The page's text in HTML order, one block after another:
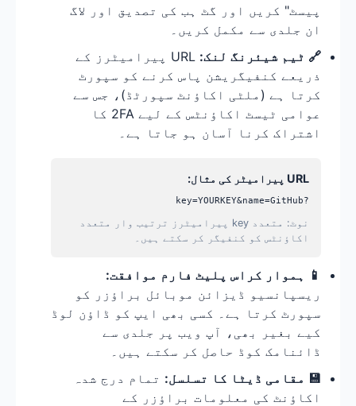
پیسٹ" کریں اور گٹ ہب کی تصدیق اور لاگ
ان جلدی سے مکمل کریں۔
🔗 ٹیم شیئرنگ لنک:
URL پیرامیٹرز کے
ذریعے کنفیگریشن پاس کرنے کو سپورٹ
کرتا ہے (ملٹی اکاؤنٹ سپورٹڈ)، جس سے
عوامی ٹیسٹ اکاؤنٹس کے لیے 2FA کا
اشتراک کرنا آسان ہو جاتا ہے۔
URL پیرامیٹر کی مثال:
?key=YOURKEY&name=GitHub
نوٹ: متعدد key پیرامیٹرز ترتیب وار متعدد
اکاؤنٹس کو کنفیگر کر سکتے ہیں۔
📱 ہموار کراس پلیٹ فارم موافقت:
ریسپانسیو ڈیزائن موبائل براؤزر کو
سپورٹ کرتا ہے۔ کسی بھی ایپ کو ڈاؤن لوڈ
کیے بغیر بھی، آپ ویب پر جلدی سے
ڈائنامک کوڈ حاصل کر سکتے ہیں۔
💾 مقامی ڈیٹا کا تسلسل: تمام درج شدہ
اکاؤنٹ کی معلومات براؤزر کے